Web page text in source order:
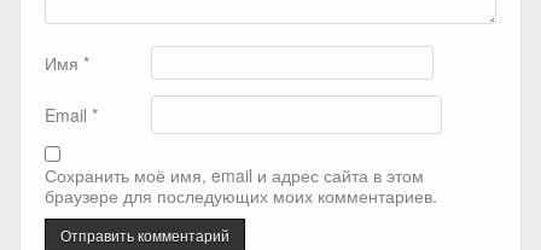
Имя *
Email *
Сохранить моё имя, email и адрес сайта в этом
браузере для последующих моих комментариев.